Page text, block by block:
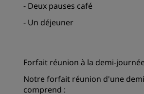
- Deux pauses café
- Un déjeuner
Forfait réunion à la demi-
Notre forfait réunion d'une
comprend :